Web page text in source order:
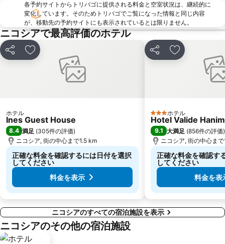
各予約サイトからトリバゴに提供される料金と空室状況は、継続的に
変化しています。そのためトリバゴでご覧になった情報と同じ内容
が、移動先の予約サイトにも表示されているとは限りません。
ニコシアで最高評価のホテル
シェア お気に入りに追加
ホテル
Ines Guest House
8.4 満足 (305件の評価)
ニコシア, 街の中心まで1.5 km
正確な料金を確認するには日付を選択
してください
料金を表示
シェア お気に入りに
3 ホテルのランク
ホテル
Hotel Valide
9.1 大満足 (856件の評価)
ニコシア, 街の中心ま
正確な料金を確認す
してください
料金を表
ニコシアのすべての宿泊施設を表示
ニコシアのその他の宿泊施設